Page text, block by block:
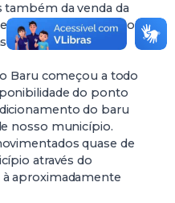
também da venda da
do Baru e produção
afirmou
Baru começou a todo
do ponto
do baru
nosso município.
quase de
através do
aproximadamente